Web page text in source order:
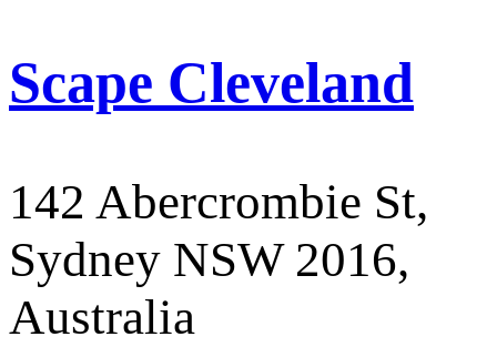
Scape Cleveland
142 Abercrombie St,
Sydney NSW 2016,
Australia